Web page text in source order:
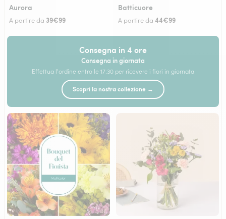
Aurora
A partire da 39€99
Batticuore
A partire da 44€99
Consegna in 4 ore
Consegna in giornata
Effettua l'ordine entro le 17:30 per ricevere i fiori in giornata
Scopri la nostra collezione →